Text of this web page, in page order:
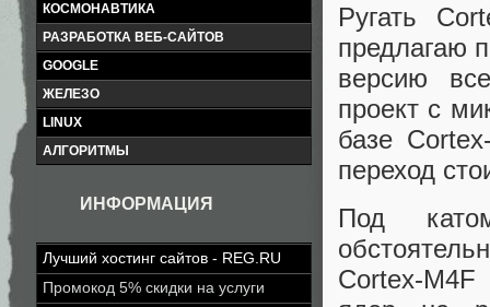
КОСМОНАВТИКА
РАЗРАБОТКА ВЕБ-САЙТОВ
GOOGLE
ЖЕЛЕЗО
LINUX
АЛГОРИТМЫ
ИНФОРМАЦИЯ
Лучший хостинг сайтов - REG.RU
Промокод 5% скидки на услуги
Ругать
предлагаю
версию
проект с
базе
переход
Под
Cortex-